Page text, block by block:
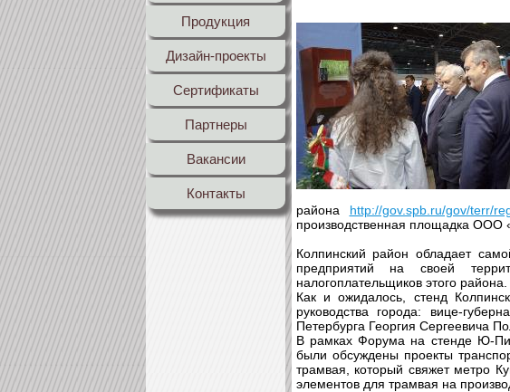
Продукция
Дизайн-проекты
Сертификаты
Партнеры
Вакансии
Контакты
района http://gov.spb.ru/gov/terr/
производственная площадка
Колпинский район обладает
предприятий на своей
налогоплательщиков этого района.
Как и ожидалось, стенд
руководства города: вице-
Петербурга Георгия Сергеевича
В рамках Форума на стенде Ю-
были обсуждены проекты
трамвая, который свяжет метро
элементов для трамвая на